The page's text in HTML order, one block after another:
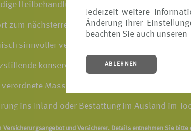
Jederzeit weitere
Änderung Ihrer
beachten Sie auch unseren
ABLEHNEN
Heilbehandlungen des neugeborenen Kindes
zum nächsterreichbaren Krankenhaus und
sinnvoller vertretbarer Krankenrücktransport
konservierende Zahnbehandlungen
Massagen
ins Inland oder Bestattung im Ausland im
Versicherungsangebot und Versicherer. Details entnehmen Sie